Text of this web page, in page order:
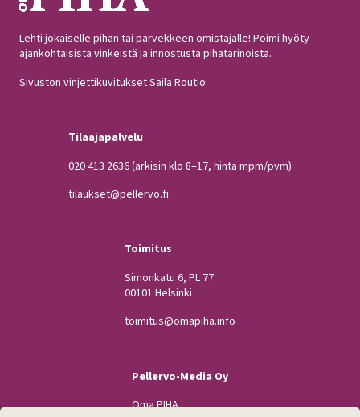
Lehti jokaiselle pihan tai parvekkeen omistajalle! Poimi hyöty
ajankohtaisista vinkeistä ja innostusta pihatarinoista.
Sivuston vinjettikuvitukset Saila Routio
Tilaajapalvelu
020 413 2636(arkisin klo 8–17, hinta mpm/pvm)
tilaukset@pellervo.fi
Toimitus
Simonkatu 6, PL 77
00101 Helsinki
toimitus@omapiha.info
Pellervo-Media Oy
Oma PIHA